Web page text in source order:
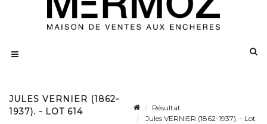
JULES VERNIER (1862-
1937). - LOT 614
Résultat
Jules VERNIER (1862-1937). - Lot